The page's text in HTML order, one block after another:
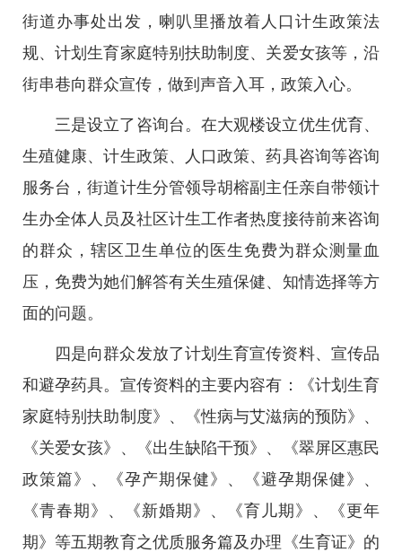
街道办事处出发，喇叭里播放着人口计生政策法
规、计划生育家庭特别扶助制度、关爱女孩等，沿
街串巷向群众宣传，做到声音入耳，政策入心。
三是设立了咨询台。在大观楼设立优生优育、
生殖健康、计生政策、人口政策、药具咨询等咨询
服务台，街道计生分管领导胡榕副主任亲自带领计
生办全体人员及社区计生工作者热度接待前来咨询
的群众，辖区卫生单位的医生免费为群众测量血
压，免费为她们解答有关生殖保健、知情选择等方
面的问题。
四是向群众发放了计划生育宣传资料、宣传品
和避孕药具。宣传资料的主要内容有：《计划生育
家庭特别扶助制度》、《性病与艾滋病的预防》、
《关爱女孩》、《出生缺陷干预》、《翠屏区惠民
政策篇》、《孕产期保健》、《避孕期保健》、
《青春期》、《新婚期》、《育儿期》、《更年
期》等五期教育之优质服务篇及办理《生育证》的